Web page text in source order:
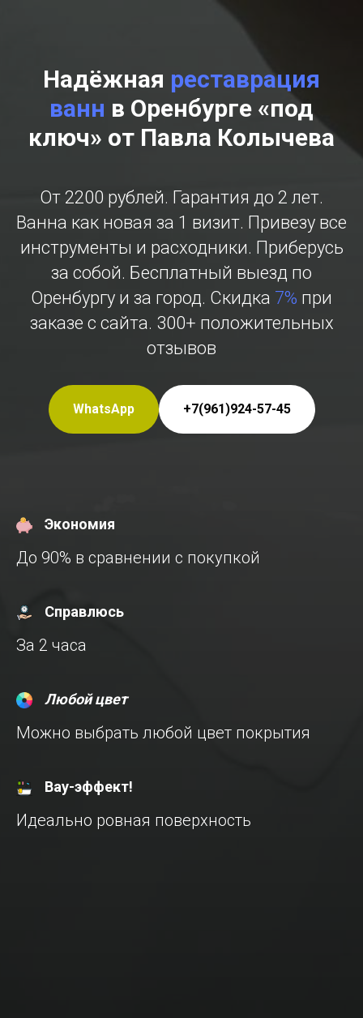
Надёжная реставрация
ванн в Оренбурге «под
ключ» от Павла Колычева
От 2200 рублей. Гарантия до 2 лет.
Ванна как новая за 1 визит. Привезу все
инструменты и расходники. Приберусь
за собой. Бесплатный выезд по
Оренбургу и за город. Скидка 7% при
заказе с сайта. 300+ положительных
отзывов
WhatsApp +7(961)924-57-45
Экономия
До 90% в сравнении с покупкой
Справлюсь
За 2 часа
Любой цвет
Можно выбрать любой цвет покрытия
Вау-эффект!
Идеально ровная поверхность